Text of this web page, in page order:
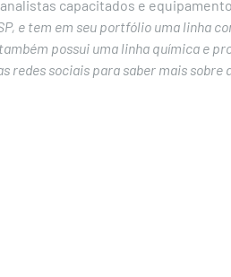
capacitados e
e tem em seu portfólio uma linha
possui uma linha química e
redes sociais para saber mais sobre